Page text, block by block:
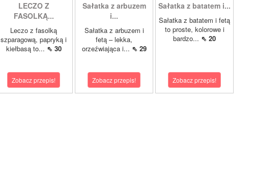
LECZO Z
FASOLKĄ...
Leczo z fasolką
szparagową, papryką i
kiełbasą to... ⇖ 30
Zobacz przepis!
Sałatka z arbuzem
i...
Sałatka z arbuzem i
fetą – lekka,
orzeźwiająca i... ⇖ 29
Zobacz przepis!
Sałatka z batatem i...
Sałatka z batatem i fetą
to proste, kolorowe i
bardzo... ⇖ 20
Zobacz przepis!